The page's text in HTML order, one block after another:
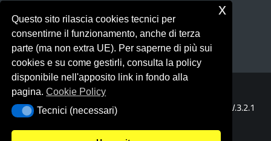
Accesso Civico
Dichiarazione di accessibilità
Portale realizzato con la piattaforma
Template Italia configurato sul tema accessibile
V.3.2.1
(Alioth)
Questo sito rilascia cookies tecnici per
consentirne il funzionamento, anche di terza
parte (ma non extra UE). Per saperne di più sui
cookies e su come gestirli, consulta la policy
disponibile nell'apposito link in fondo alla
pagina.Cookie Policy
Tecnici (necessari)
Tecnici (necessari)
x